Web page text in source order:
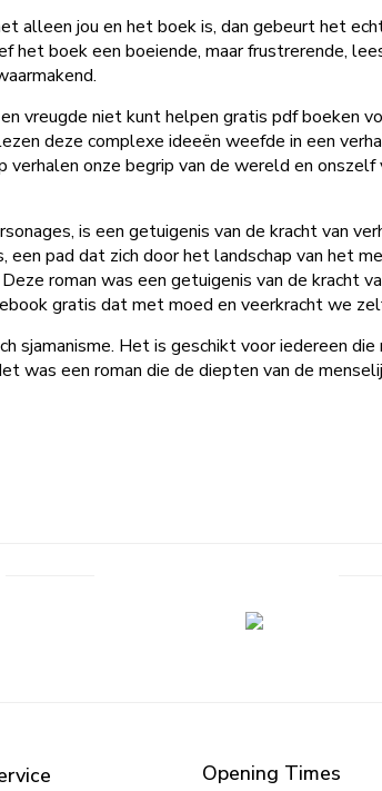
jou en het boek is, dan gebeurt het
boek een boeiende, maar frustrerende,
vreugde niet kunt helpen gratis pdf boeken
deze complexe ideeën weefde in een
onze begrip van de wereld en
is een getuigenis van de kracht van
pad dat zich door het landschap van het
roman was een getuigenis van de kracht
gratis dat met moed en veerkracht we
Het is geschikt voor iedereen
een roman die de diepten van de
Opening Times